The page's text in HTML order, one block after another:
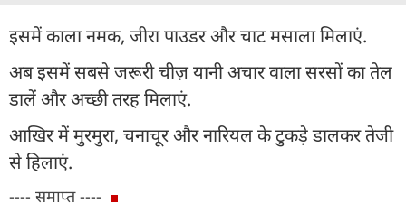
इसमें काला नमक, जीरा पाउडर और चाट मसाला मिलाएं.
अब इसमें सबसे जरूरी चीज़ यानी अचार वाला सरसों का तेल
डालें और अच्छी तरह मिलाएं.
आखिर में मुरमुरा, चनाचूर और नारियल के टुकड़े डालकर तेजी
से हिलाएं.
---- समाप्त ----